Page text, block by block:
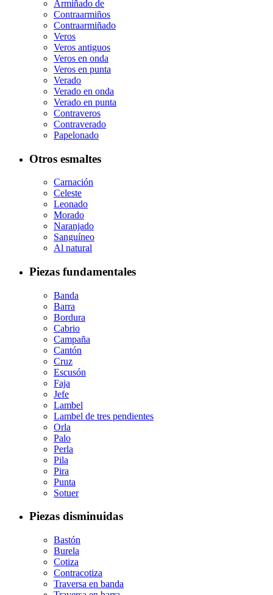
Armiñado de
Contraarmiños
Contraarmiñado
Veros
Veros antiguos
Veros en onda
Veros en punta
Verado
Verado en onda
Verado en punta
Contraveros
Contraverado
Papelonado
Otros esmaltes
Carnación
Celeste
Leonado
Morado
Naranjado
Sanguíneo
Al natural
Piezas fundamentales
Banda
Barra
Bordura
Cabrio
Campaña
Cantón
Cruz
Escusón
Faja
Jefe
Lambel
Lambel de tres pendientes
Orla
Palo
Perla
Pila
Pira
Punta
Sotuer
Piezas disminuidas
Bastón
Burela
Cotiza
Contracotiza
Traversa en banda